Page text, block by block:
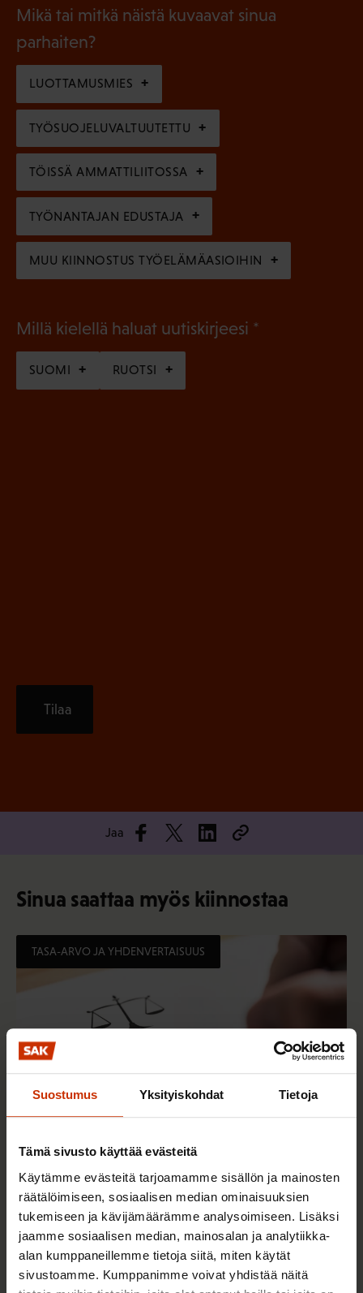
Suostumus Yksityiskohdat Tietoja
Tämä sivusto käyttää evästeitä
Käytämme evästeitä tarjoamamme sisällön ja mainosten
räätälöimiseen, sosiaalisen median ominaisuuksien
tukemiseen ja kävijämäärämme analysoimiseen. Lisäksi
jaamme sosiaalisen median, mainosalan ja analytiikka-
alan kumppaneillemme tietoja siitä, miten käytät
sivustoamme. Kumppanimme voivat yhdistää näitä
n
e
)
l
i
n
e
n
)
l
i
n
e
n
)
Mikä tai mitkä näistä kuvaavat sinua
parhaiten?
LUOTTAMUSMIES
TYÖSUOJELUVALTUUTETTU
TÖISSÄ AMMATTILIITOSSA
TYÖNANTAJAN EDUSTAJA
MUU KIINNOSTUS TYÖELÄMÄASIOIHIN
Millä kielellä haluat uutiskirjeesi
SUOMI RUOTSI
Tilaa
Jaa
Sinua saattaa myös kiinnostaa
TASA-ARVO JA YHDENVERTAISUUS
Mikä muuttui määräaikaisissa työsuhteissa? Lue
juristin vastaukset!
TASA-ARVO JA YHDENVERTAISUUS